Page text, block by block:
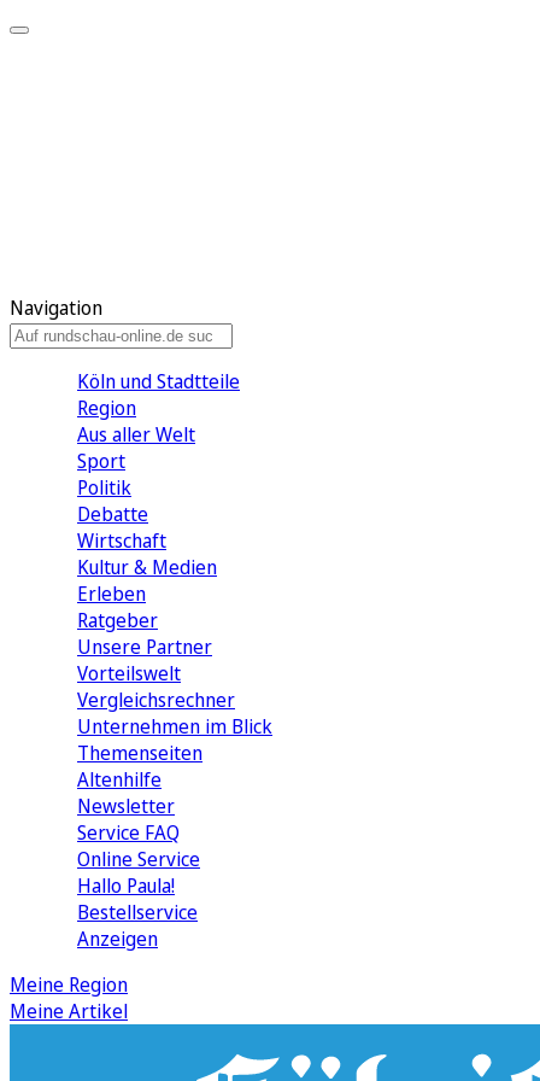
Navigation
Köln und Stadtteile
Region
Aus aller Welt
Sport
Politik
Debatte
Wirtschaft
Kultur & Medien
Erleben
Ratgeber
Unsere Partner
Vorteilswelt
Vergleichsrechner
Unternehmen im Blick
Themenseiten
Altenhilfe
Newsletter
Service FAQ
Online Service
Hallo Paula!
Bestellservice
Anzeigen
Meine Region
Meine Artikel